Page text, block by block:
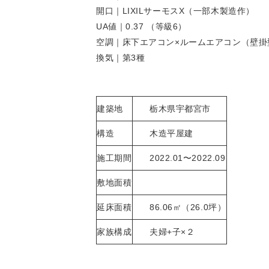
開口｜LIXILサーモスX（一部木製造作）
UA値｜0.37 （等級6）
空調｜床下エアコン×ルームエアコン（壁
換気｜第3種
建築地 栃木県宇都宮市
構造 木造平屋建
施工期間 2022.01〜2022.09
敷地面積
延床面積 86.06㎡（26.0坪）
家族構成 夫婦+子×２